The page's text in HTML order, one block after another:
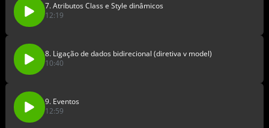
7. Atributos Class e Style dinâmicos
12:19
8. Ligação de dados bidirecional (diretiva v model)
10:40
9. Eventos
12:59